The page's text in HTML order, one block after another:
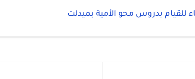
للقيام بدروس محو الأمية بميدلت